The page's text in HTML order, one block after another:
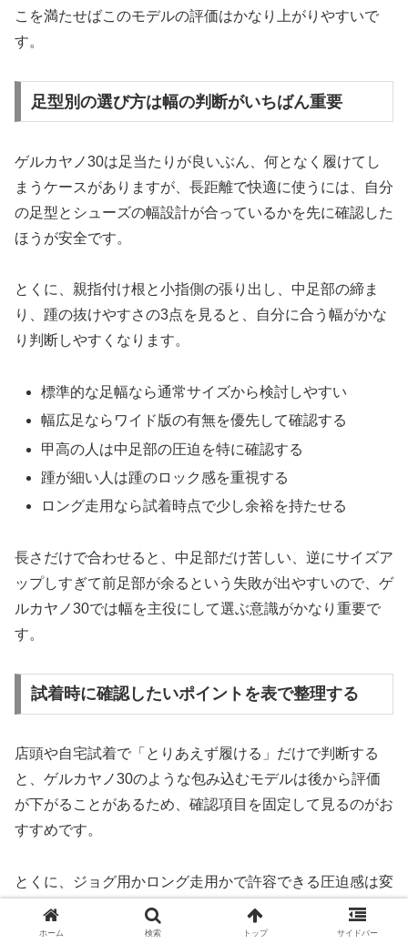
こを満たせばこのモデルの評価はかなり上がりやすいで
す。
足型別の選び方は幅の判断がいちばん重要
ゲルカヤノ30は足当たりが良いぶん、何となく履けてし
まうケースがありますが、長距離で快適に使うには、自分
の足型とシューズの幅設計が合っているかを先に確認した
ほうが安全です。
とくに、親指付け根と小指側の張り出し、中足部の締ま
り、踵の抜けやすさの3点を見ると、自分に合う幅がかな
り判断しやすくなります。
標準的な足幅なら通常サイズから検討しやすい
幅広足ならワイド版の有無を優先して確認する
甲高の人は中足部の圧迫を特に確認する
踵が細い人は踵のロック感を重視する
ロング走用なら試着時点で少し余裕を持たせる
長さだけで合わせると、中足部だけ苦しい、逆にサイズア
ップしすぎて前足部が余るという失敗が出やすいので、ゲ
ルカヤノ30では幅を主役にして選ぶ意識がかなり重要で
す。
試着時に確認したいポイントを表で整理する
店頭や自宅試着で「とりあえず履ける」だけで判断する
と、ゲルカヤノ30のような包み込むモデルは後から評価
が下がることがあるため、確認項目を固定して見るのがお
すすめです。
とくに、ジョグ用かロング走用かで許容できる圧迫感は変
わるので、用途を頭に入れたチェックが必要です。
ホーム 検索 トップ サイドバー